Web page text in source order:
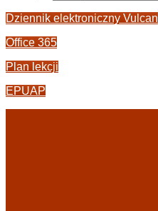
Dziennik elektroniczny Vulcan
Office 365
Plan lekcji
EPUAP